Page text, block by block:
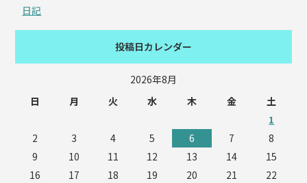
日記
投稿日カレンダー
2026年8月
日
月 火 水 木 金 土
1
2
3 4 5 6 7
8
9
10 11 12 13 14
15
16
17 18 19 20 21
22